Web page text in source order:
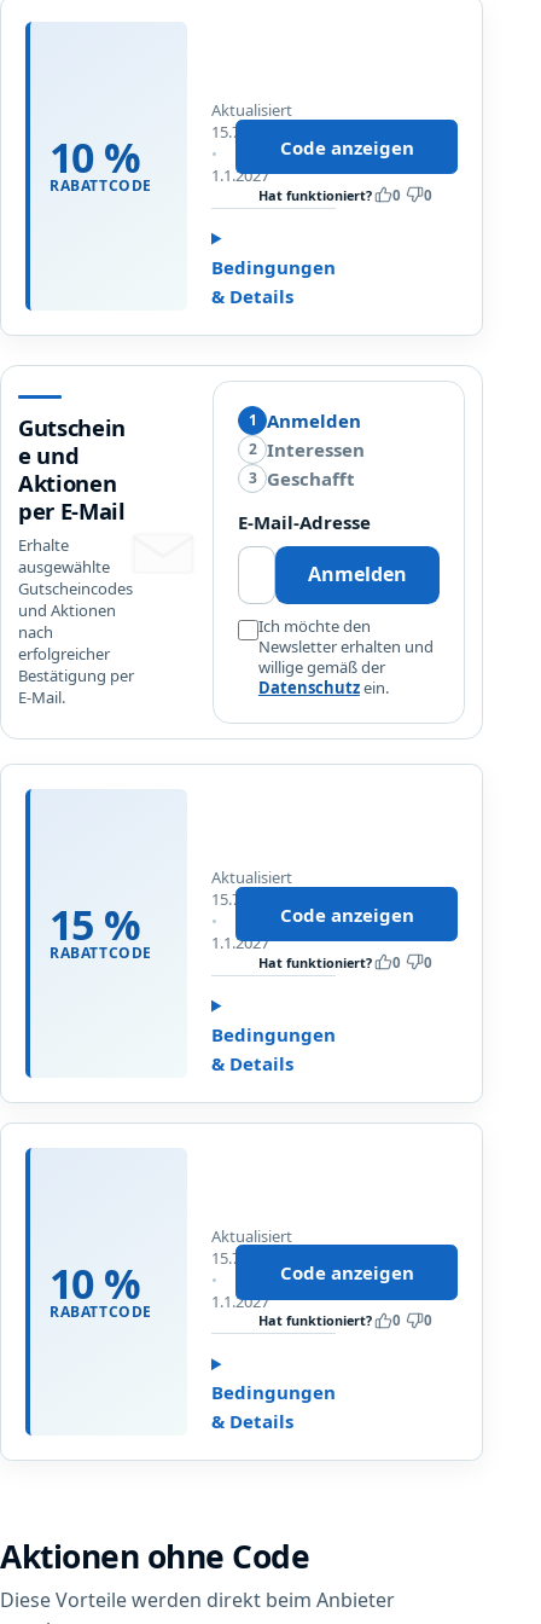
10 %
RABATTCODE
R
a
b
t
a
u
f
o
Aktualisiert
15.7.2026
1.1.2027
Bedingungen
& Details
Code anzeigen
Hat funktioniert? 0 0
Gutschein
e und
Aktionen
per E-Mail
Erhalte
ausgewählte
Gutscheincodes
und Aktionen
nach
erfolgreicher
Bestätigung per
E-Mail.
1 Anmelden
2 Interessen
3 Geschafft
E-Mail-Adresse
Anmelden
Ich möchte den
Newsletter erhalten und
willige gemäß der
Datenschutzein.
15 %
RABATTCODE
1
5
P
z
e
n
t
R
t
t
Aktualisiert
15.7.2026
1.1.2027
Bedingungen
& Details
Code anzeigen
Hat funktioniert? 0 0
10 %
RABATTCODE
R
a
b
t
a
u
f
Aktualisiert
15.7.2026
1.1.2027
Bedingungen
& Details
Code anzeigen
Hat funktioniert? 0 0
Aktionen ohne Code
Diese Vorteile werden direkt beim Anbieter